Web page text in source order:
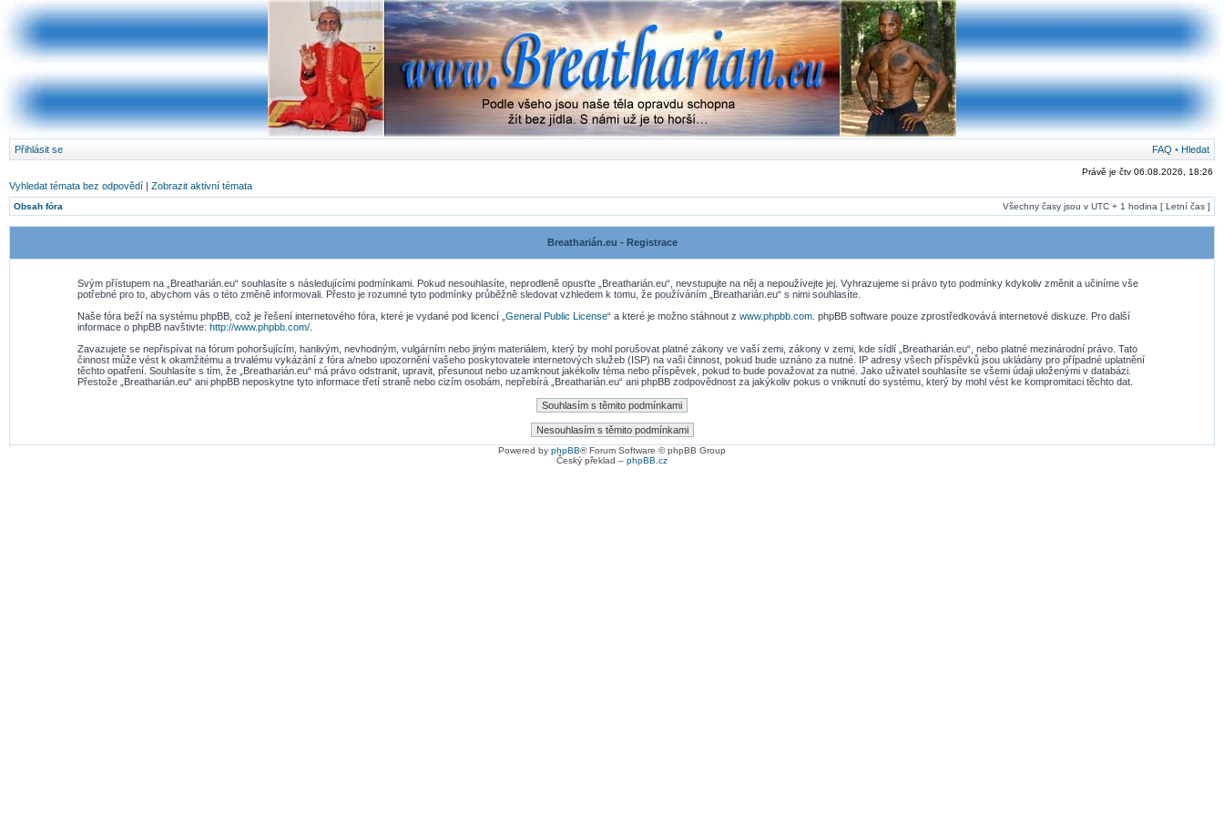
Přihlásit se FAQ • Hledat
Právě je čtv 06.08.2026, 18:26
Vyhledat témata bez odpovědí | Zobrazit aktivní témata
Obsah fóra Všechny časy jsou v UTC + 1 hodina [ Letní čas ]
Breatharián.eu - Registrace
Svým přístupem na „Breatharián.eu“ souhlasíte s následujícími podmínkami. Pokud nesouhlasíte, neprodleně opusťte „Breatharián.eu“, nevstupujte na něj a nepoužívejte jej. Vyhrazujeme si právo tyto podmínky kdykoliv změnit a učiníme vše
potřebné pro to, abychom vás o této změně informovali. Přesto je rozumné tyto podmínky průběžně sledovat vzhledem k tomu, že používáním „Breatharián.eu“ s nimi souhlasíte.
Naše fóra beží na systému phpBB, což je řešení internetového fóra, které je vydané pod licencí „ General Public License“ a které je možno stáhnout z www.phpbb.com . phpBB software pouze zprostředkovává internetové diskuze. Pro další
informace o phpBB navštivte: http://www.phpbb.com/
Zavazujete se nepřispívat na fórum pohoršujícím, hanlivým, nevhodným, vulgárním nebo jiným materiálem, který by mohl porušovat platné zákony ve vaší zemi, zákony v zemi, kde sídlí „Breatharián.eu“, nebo platné mezinárodní právo. Tato
činnost může vést k okamžitému a trvalému vykázání z fóra a/nebo upozornění vašeho poskytovatele internetových služeb (ISP) na vaši činnost, pokud bude uznáno za nutné. IP adresy všech příspěvků jsou ukládány pro případné uplatnění
těchto opatření. Souhlasíte s tím, že „Breatharián.eu“ má právo odstranit, upravit, přesunout nebo uzamknout jakékoliv téma nebo příspěvek, pokud to bude považovat za nutné. Jako uživatel souhlasíte se všemi údaji uloženými v databázi.
Přestože „Breatharián.eu“ ani phpBB neposkytne tyto informace třetí straně nebo cizím osobám, nepřebírá „Breatharián.eu“ ani phpBB zodpovědnost za jakýkoliv pokus o vniknutí do systému, který by mohl vést ke kompromitaci těchto dat.
Powered by phpBB® Forum Software © phpBB Group
Český překlad – phpBB.cz